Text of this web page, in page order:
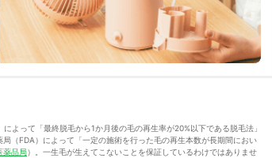
って「最終脱毛から1か月後の毛の再生率が20%以下である脱毛法」
局（FDA）によって「一定の施術を行った毛の再生本数が長期間におい
薬品局）。一生毛が生えてこないことを保証しているわけではありませ